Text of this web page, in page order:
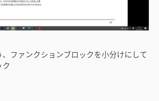
ファンクションブロックを小分けにして